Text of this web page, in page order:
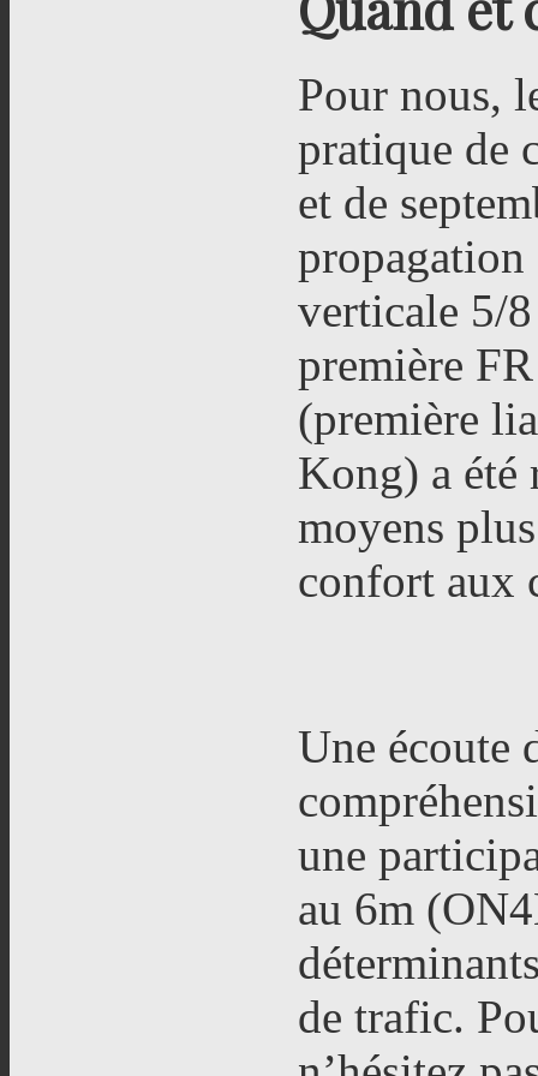
Pour nous,
pratique de
et de
verticale 5/
première
(première
Kong) a été
moyens
confort aux
Une écoute
une
au 6m
de trafic.